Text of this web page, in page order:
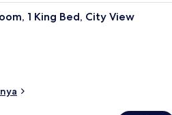
Meja kerja, setrika/meja
1 King Bed, City View